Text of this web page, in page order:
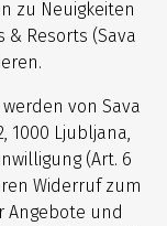
zu Neuigkeiten
Resorts (Sava
von Sava
1000 Ljubljana,
(Art. 6
Widerruf zum
Angebote und